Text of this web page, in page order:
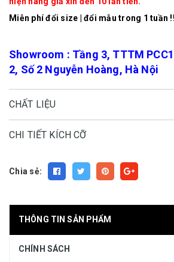
Miễn phí đổi size | đổi mẫu trong 1 tuần
Showroom : Tầng 3, TTTM
2, Số 2 Nguyễn Hoàng, Hà Nội
CHẤT LIỆU
CHI TIẾT KÍCH CỠ
Chia sẻ:
THÔNG TIN SẢN PHẨM
CHÍNH SÁCH